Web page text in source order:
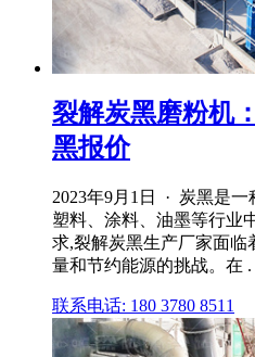
裂解炭黑磨粉机
黑报价
2023年9月1日 · 炭黑是一
塑料、涂料、油墨等行业
求,裂解炭黑生产厂家面
量和节约能源的挑战。在 .
联系电话: 180 3780 8511